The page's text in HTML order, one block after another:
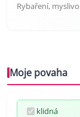
Rybaření,
Moje povaha
klidná